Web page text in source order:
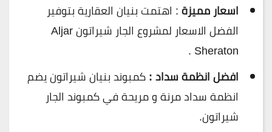
اسعار مميزة: اهتمت بنيان العقارية بتوفير
الفضل الاسعار لمشروع الجار شيراتون Aljar
Sheraton .
افضل انظمة سداد :كمبوند بنيان شيراتون يضم
انظمة سداد مرنة و مريحة في كمبوند الجار
شيراتون.